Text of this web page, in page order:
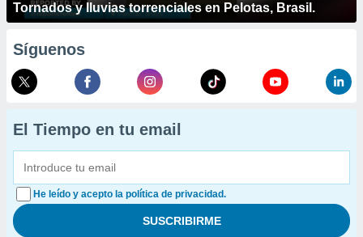
Tornados y lluvias torrenciales en Pelotas, Brasil.
Síguenos
El Tiempo en tu email
He leído y acepto la política de privacidad.